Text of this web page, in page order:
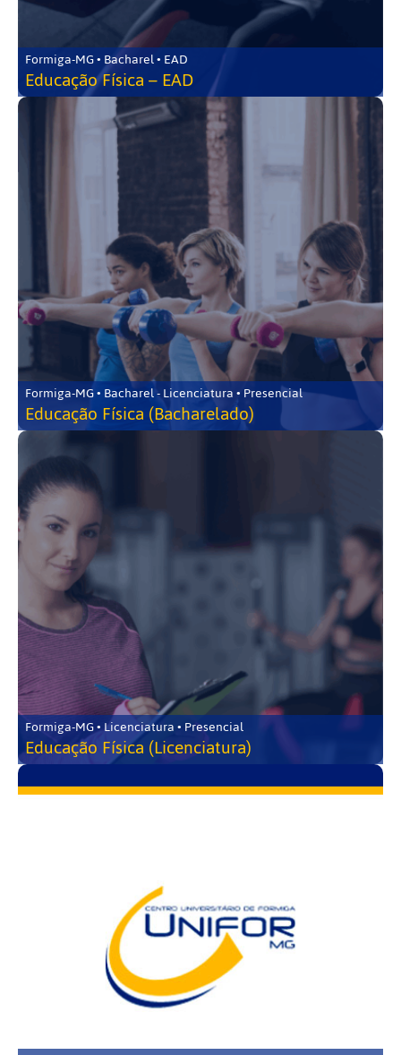
Formiga-MG • Bacharel • EAD
Educação Física – EAD
Formiga-MG • Bacharel - Licenciatura • Presencial
Educação Física (Bacharelado)
Formiga-MG • Licenciatura • Presencial
Educação Física (Licenciatura)